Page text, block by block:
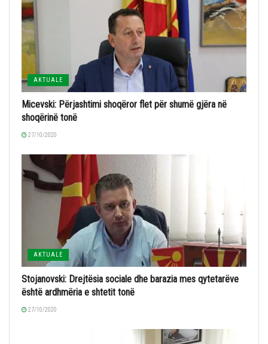
AKTUALE
Micevski: Përjashtimi shoqëror flet për shumë gjëra në
shoqërinë tonë
27/10/2020
AKTUALE
Stojanovski: Drejtësia sociale dhe barazia mes qytetarëve
është ardhmëria e shtetit tonë
27/10/2020